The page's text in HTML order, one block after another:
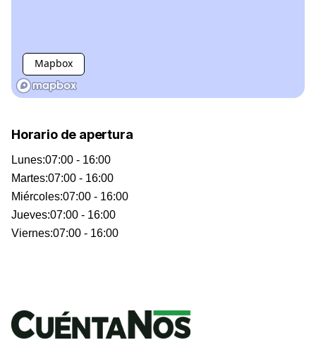
Mapbox
Horario de apertura
Lunes:07:00 - 16:00
Martes:07:00 - 16:00
Miércoles:07:00 - 16:00
Jueves:07:00 - 16:00
Viernes:07:00 - 16:00